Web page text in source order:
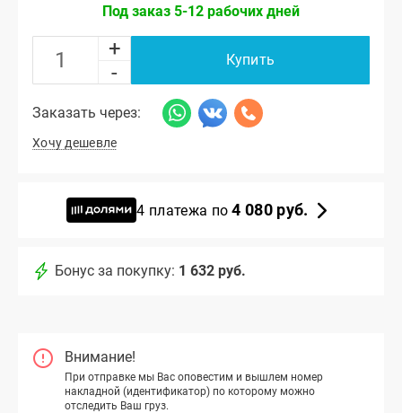
Под заказ 5-12 рабочих дней
+
-
Купить
Заказать через:
Хочу дешевле
4 платежа по4 080 руб.
Бонус за покупку: 1 632 руб.
Внимание!
При отправке мы Вас оповестим и вышлем номер
накладной (идентификатор) по которому можно
отследить Ваш груз.